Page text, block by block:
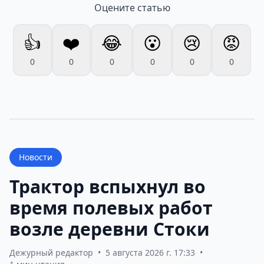
Оцените статью
👍
0
❤️
0
😂
0
😮
0
😢
0
😡
0
Новости
Трактор вспыхнул во
время полевых работ
возле деревни Стоки
Дежурный редактор • 5 августа 2026 г. 17:33 •